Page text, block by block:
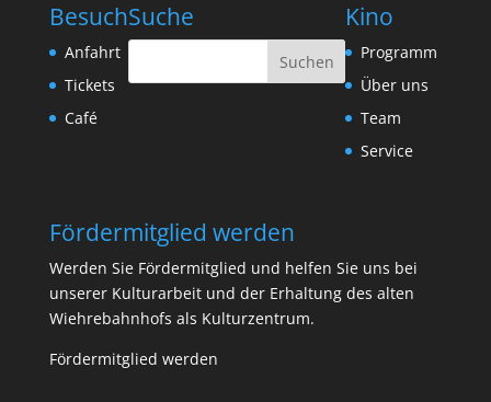
Besuch
Anfahrt
Tickets
Café
Suche Kino
Programm
Über uns
Team
Service
Fördermitglied werden
Werden Sie Fördermitglied und helfen Sie uns bei
unserer Kulturarbeit und der Erhaltung des alten
Wiehrebahnhofs als Kulturzentrum.
Fördermitglied werden